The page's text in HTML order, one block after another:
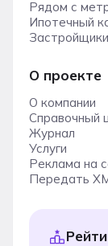
Рядом с
Ипотечный
Застройщики
О проекте
О компании
Справочный
Журнал
Услуги
Реклама на
Передать